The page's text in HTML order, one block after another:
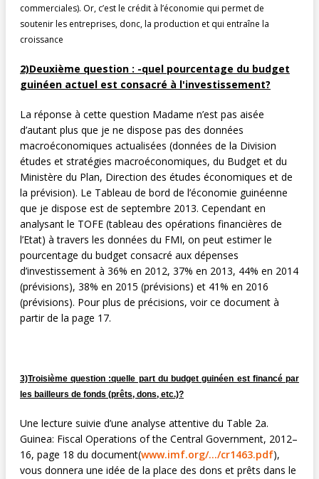
commerciales). Or, c’est le crédit à l’économie qui permet de
soutenir les entreprises, donc, la production et qui entraîne la
croissance
2)Deuxième question : -quel pourcentage du budget
guinéen actuel est consacré à l'investissement?
La réponse à cette question Madame n’est pas aisée
d’autant plus que je ne dispose pas des données
macroéconomiques actualisées (données de la Division
études et stratégies macroéconomiques, du Budget et du
Ministère du Plan, Direction des études économiques et de
la prévision). Le Tableau de bord de l’économie guinéenne
que je dispose est de septembre 2013. Cependant en
analysant le TOFE (tableau des opérations financières de
l’Etat) à travers les données du FMI, on peut estimer le
pourcentage du budget consacré aux dépenses
d’investissement à 36% en 2012, 37% en 2013, 44% en 2014
(prévisions), 38% en 2015 (prévisions) et 41% en 2016
(prévisions). Pour plus de précisions, voir ce document à
partir de la page 17.
3)Troisième question :quelle part du budget guinéen est financé par
les bailleurs de fonds (prêts, dons, etc.)?
Une lecture suivie d’une analyse attentive du Table 2a.
Guinea: Fiscal Operations of the Central Government, 2012–
16, page 18 du document(www.imf.org/…/cr1463.pdf),
vous donnera une idée de la place des dons et prêts dans le